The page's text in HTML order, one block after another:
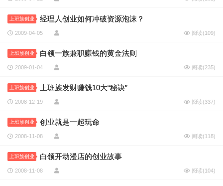
上班族创业 经理人创业如何冲破资源泡沫？
2009-04-05 阅读(109)
上班族创业 白领一族兼职赚钱的黄金法则
2009-01-04 阅读(235)
上班族创业 上班族发财赚钱10大“秘诀”
2008-12-19 阅读(337)
上班族创业 创业就是一起玩命
2008-11-08 阅读(118)
上班族创业 白领开动漫店的创业故事
2008-11-08 阅读(104)